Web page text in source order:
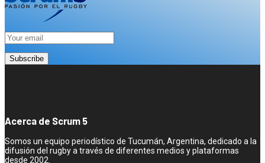
Acerca de Scrum 5
Somos un equipo periodístico de Tucumán, Argentina, dedicado a la
difusión del rugby a través de diferentes medios y plataformas
desde 2002.